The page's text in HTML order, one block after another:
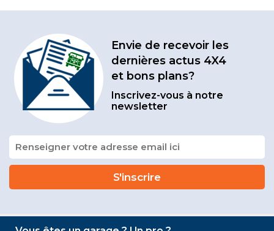
Envie de recevoir les
dernières actus 4X4
et bons plans?
Inscrivez-vous à notre
newsletter